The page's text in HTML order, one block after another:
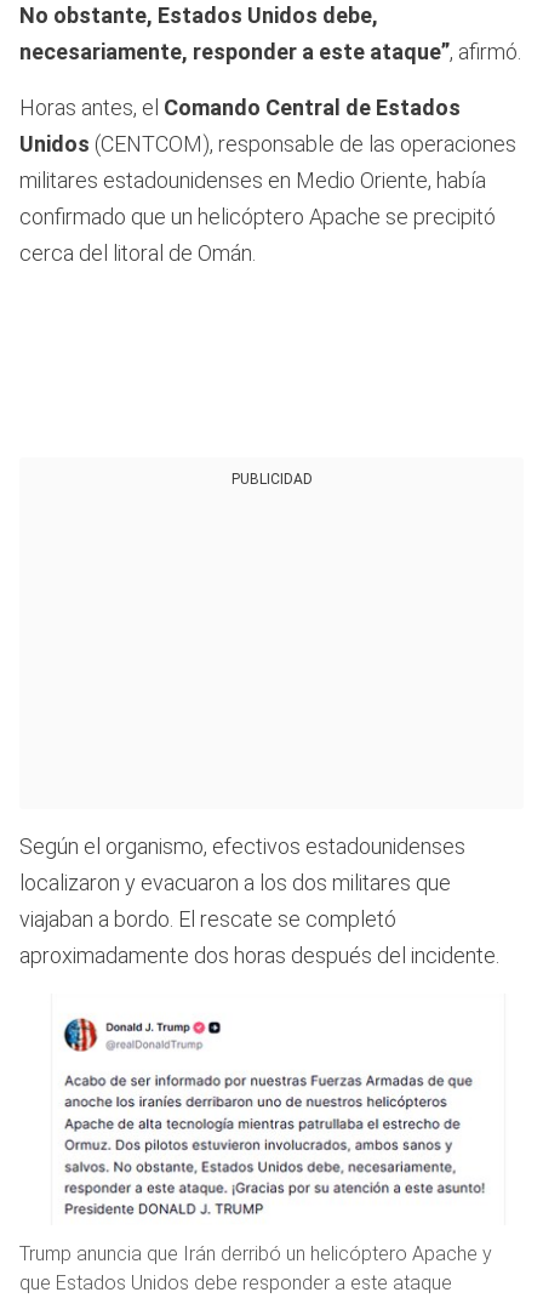
No obstante, Estados Unidos debe,
necesariamente, responder a este ataque”, afirmó.
Horas antes, el Comando Central de Estados
Unidos (CENTCOM), responsable de las operaciones
militares estadounidenses en Medio Oriente, había
confirmado que un helicóptero Apache se precipitó
cerca del litoral de Omán.
PUBLICIDAD
Según el organismo, efectivos estadounidenses
localizaron y evacuaron a los dos militares que
viajaban a bordo. El rescate se completó
aproximadamente dos horas después del incidente.
Trump anuncia que Irán derribó un helicóptero Apache y
que Estados Unidos debe responder a este ataque